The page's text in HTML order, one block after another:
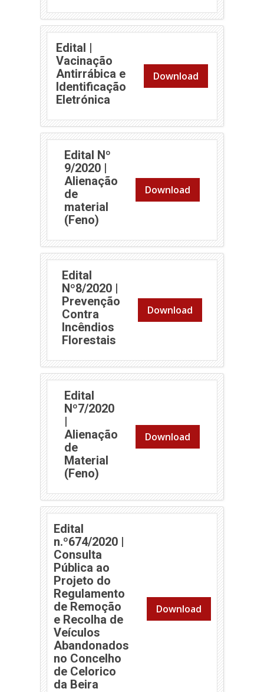
Edital |
Vacinação
Antirrábica e
Identificação
Eletrónica
Download
Edital Nº
9/2020 |
Alienação
de
material
(Feno)
Download
Edital
Nº8/2020 |
Prevenção
Contra
Incêndios
Florestais
Download
Edital
Nº7/2020
|
Alienação
de
Material
(Feno)
Download
Edital
n.º674/2020 |
Consulta
Pública ao
Projeto do
Regulamento
de Remoção
e Recolha de
Veículos
Abandonados
no Concelho
de Celorico
da Beira
Download